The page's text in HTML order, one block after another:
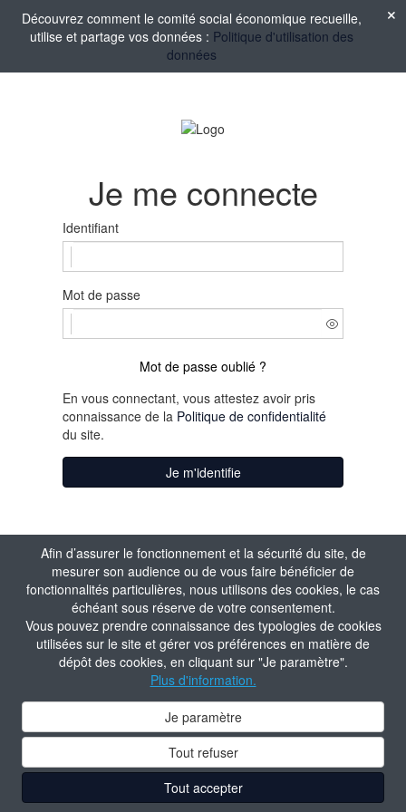
Afin d’assurer le fonctionnement et la sécurité du site, de
mesurer son audience ou de vous faire bénéficier de
fonctionnalités particulières, nous utilisons des cookies, le cas
échéant sous réserve de votre consentement.
Vous pouvez prendre connaissance des typologies de cookies
utilisées sur le site et gérer vos préférences en matière de
dépôt des cookies, en cliquant sur "Je paramètre".
Plus d'information.
Je paramètre
Tout refuser
Tout accepter
Découvrez comment le comité social économique recueille,
utilise et partage vos données : Politique d'utilisation des
données
Je me connecte
Identifiant
Mot de passe
Mot de passe oublié ?
En vous connectant, vous attestez avoir pris
connaissance de la Politique de confidentialité
du site.
Je m'identifie